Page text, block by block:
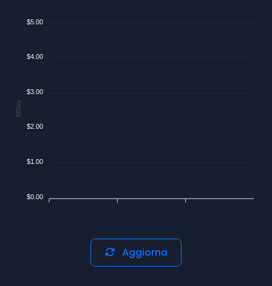
$5.00
$4.00
$3.00
$2.00
$1.00
$0.00
$/Day
Aggiorna